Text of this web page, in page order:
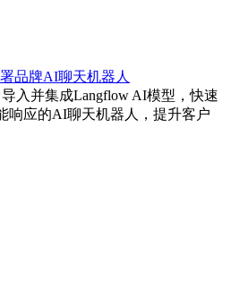
品牌AI聊天机器人
入并集成Langflow AI模型，快速
响应的AI聊天机器人，提升客户